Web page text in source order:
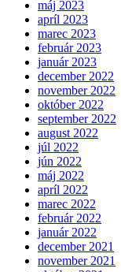
máj 2023
apríl 2023
marec 2023
február 2023
január 2023
december 2022
november 2022
október 2022
september 2022
august 2022
júl 2022
jún 2022
máj 2022
apríl 2022
marec 2022
február 2022
január 2022
december 2021
november 2021